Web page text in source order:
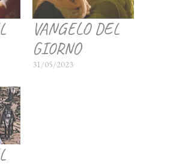
VANGELO DEL
GIORNO
31/05/2023